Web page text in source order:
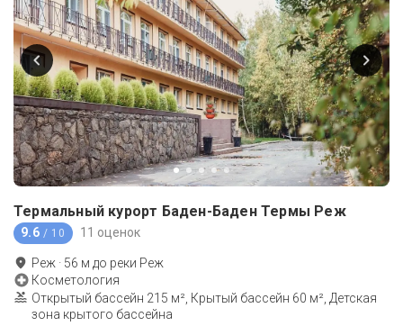
Термальный курорт Баден-Баден Термы Реж
9.6 / 10 11 оценок
Реж · 56 м до реки Реж
Косметология
Открытый бассейн 215 м², Крытый бассейн 60 м², Детская
зона крытого бассейна